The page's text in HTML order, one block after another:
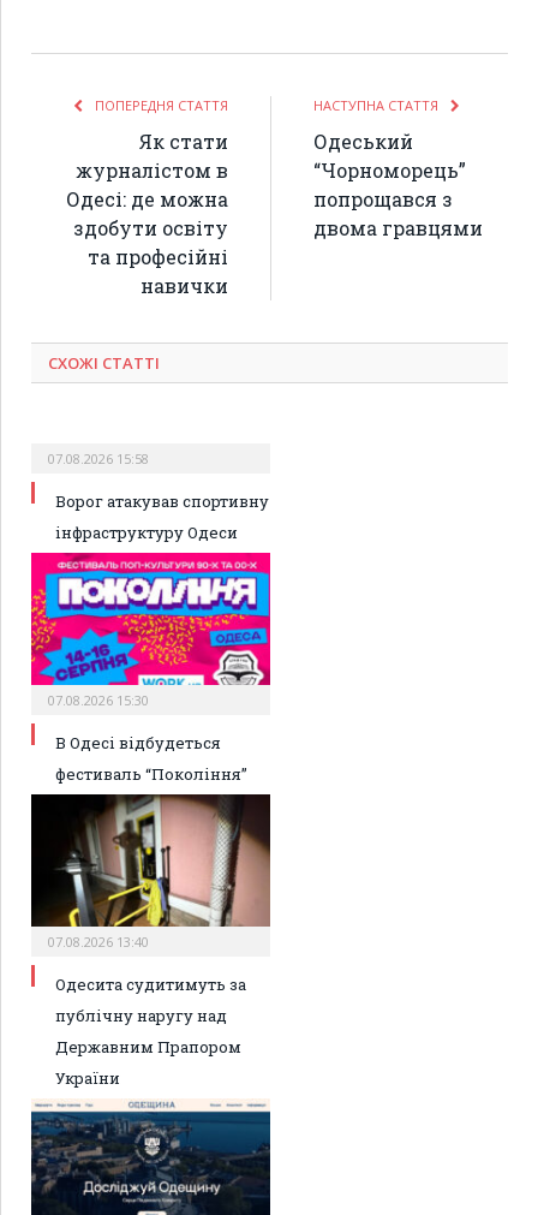
ПОПЕРЕДНЯ СТАТТЯ
Як стати
журналістом в
Одесі: де можна
здобути освіту
та професійні
навички
НАСТУПНА СТАТТЯ
Одеський
“Чорноморець”
попрощався з
двома гравцями
СХОЖІ СТАТТІ
07.08.2026 15:58
Ворог атакував спортивну
інфраструктуру Одеси
07.08.2026 15:30
В Одесі відбудеться
фестиваль “Покоління”
07.08.2026 13:40
Одесита судитимуть за
публічну наругу над
Державним Прапором
України